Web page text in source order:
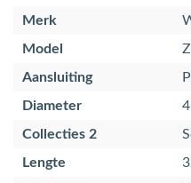
Merk
Model
Aansluiting
Diameter
Collecties 2
Lengte